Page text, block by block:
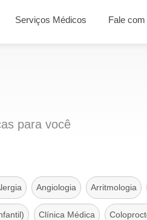
Serviços Médicos Fale
para você
Angiologia Arritmologia
Clínica Médica